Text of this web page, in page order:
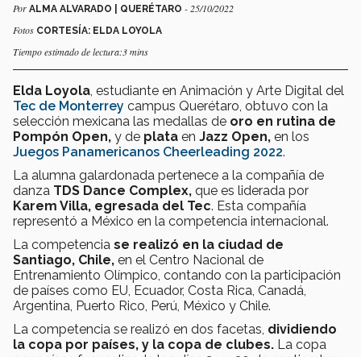
Por ALMA ALVARADO | QUERÉTARO - 25/10/2022
Fotos CORTESÍA: ELDA LOYOLA
Tiempo estimado de lectura:3 mins
Elda Loyola , estudiante en Animación y Arte Digital del
Tec de Monterrey campus Querétaro, obtuvo con la
selección mexicana las medallas de oro en rutina de
Pompón Open, y de plata en Jazz Open, en los
Juegos Panamericanos Cheerleading 2022.
La alumna galardonada pertenece a la compañía de
danza TDS Dance Complex, que es liderada por
Karem Villa, egresada del Tec. Esta compañía
representó a México en la competencia internacional.
La competencia se realizó en la ciudad de
Santiago, Chile, en el Centro Nacional de
Entrenamiento Olímpico, contando con la participación
de países como EU, Ecuador, Costa Rica, Canadá,
Argentina, Puerto Rico, Perú, México y Chile.
La competencia se realizó en dos facetas, dividiendo
la copa por países, y la copa de clubes. La copa